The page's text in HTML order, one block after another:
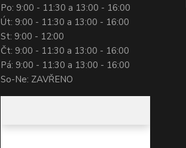
Po: 9:00 - 11:30 a 13:00 - 16:00
Út: 9:00 - 11:30 a 13:00 - 16:00
St: 9:00 - 12:00
Čt: 9:00 - 11:30 a 13:00 - 16:00
Pá: 9:00 - 11:30 a 13:00 - 16:00
So-Ne: ZAVŘENO